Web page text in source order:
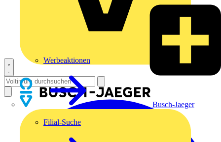
Busch-Jaeger
Werbeaktionen
Filial-Suche